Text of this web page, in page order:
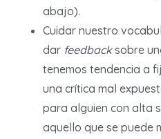
abajo).
Cuidar nuestro
dar feedbacksobre
tenemos tendencia a
una crítica mal
para alguien con alta
aquello que se puede